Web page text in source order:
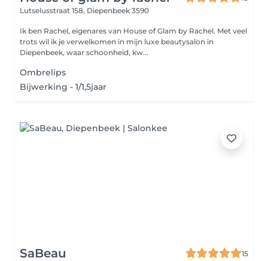
Lutselusstraat 158, Diepenbeek 3590
Ik ben Rachel, eigenares van House of Glam by Rachel. Met veel
trots wil ik je verwelkomen in mijn luxe beautysalon in
Diepenbeek, waar schoonheid, kw...
Ombrelips
Bijwerking - 1/1,5jaar
SaBeau
15